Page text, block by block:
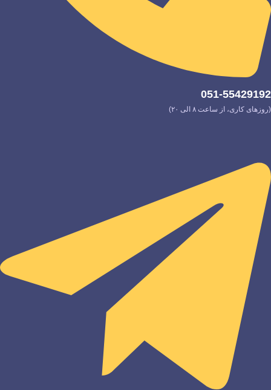
051-55429192
(روزهای کاری، از ساعت ۸ الی ۲۰)